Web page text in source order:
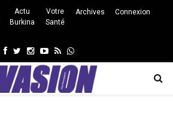
Actu
Burkina
Votre
Santé
Archives Connexion
Facebook
Twitter
Instagram
Youtube
RssWhatsapp